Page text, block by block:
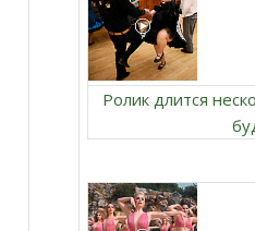
Ролик длится